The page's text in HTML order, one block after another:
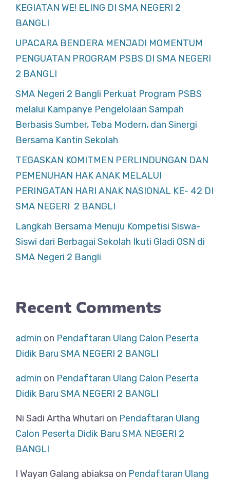
KEGIATAN WE! ELING DI SMA NEGERI 2
BANGLI
UPACARA BENDERA MENJADI MOMENTUM
PENGUATAN PROGRAM PSBS DI SMA NEGERI
2 BANGLI
SMA Negeri 2 Bangli Perkuat Program PSBS
melalui Kampanye Pengelolaan Sampah
Berbasis Sumber, Teba Modern, dan Sinergi
Bersama Kantin Sekolah
TEGASKAN KOMITMEN PERLINDUNGAN DAN
PEMENUHAN HAK ANAK MELALUI
PERINGATAN HARI ANAK NASIONAL KE- 42 DI
SMA NEGERI 2 BANGLI
Langkah Bersama Menuju Kompetisi Siswa-
Siswi dari Berbagai Sekolah Ikuti Gladi OSN di
SMA Negeri 2 Bangli
Recent Comments
admin on Pendaftaran Ulang Calon Peserta
Didik Baru SMA NEGERI 2 BANGLI
admin on Pendaftaran Ulang Calon Peserta
Didik Baru SMA NEGERI 2 BANGLI
Ni Sadi Artha Whutari on Pendaftaran Ulang
Calon Peserta Didik Baru SMA NEGERI 2
BANGLI
I Wayan Galang abiaksa on Pendaftaran Ulang